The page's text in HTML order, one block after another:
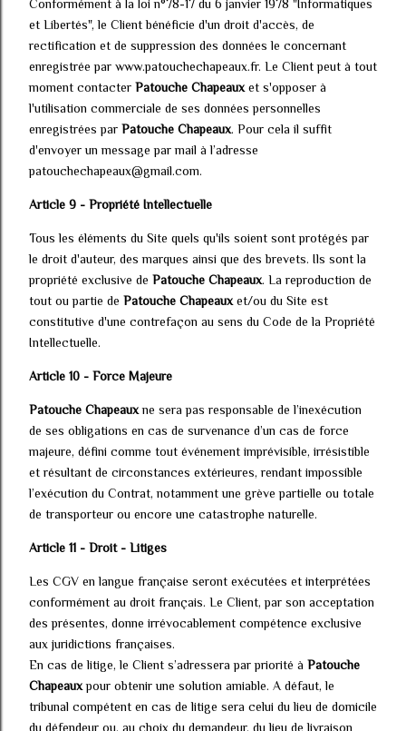
Conformément à la loi n°78-17 du 6 janvier 1978 "Informatiques
et Libertés", le Client bénéficie d'un droit d'accès, de
rectification et de suppression des données le concernant
enregistrée par www.patouchechapeaux.fr. Le Client peut à tout
moment contacter Patouche Chapeaux et s'opposer à
l'utilisation commerciale de ses données personnelles
enregistrées par Patouche Chapeaux. Pour cela il suffit
d'envoyer un message par mail à l’adresse
patouchechapeaux@gmail.com.
Article 9 - Propriété Intellectuelle
Tous les éléments du Site quels qu'ils soient sont protégés par
le droit d'auteur, des marques ainsi que des brevets. Ils sont la
propriété exclusive de Patouche Chapeaux. La reproduction de
tout ou partie de Patouche Chapeaux et/ou du Site est
constitutive d'une contrefaçon au sens du Code de la Propriété
Intellectuelle.
Article 10 - Force Majeure
Patouche Chapeauxne sera pas responsable de l’inexécution
de ses obligations en cas de survenance d’un cas de force
majeure, défini comme tout événement imprévisible, irrésistible
et résultant de circonstances extérieures, rendant impossible
l’exécution du Contrat, notamment une grève partielle ou totale
de transporteur ou encore une catastrophe naturelle.
Article 11 - Droit - Litiges
Les CGV en langue française seront exécutées et interprétées
conformément au droit français. Le Client, par son acceptation
des présentes, donne irrévocablement compétence exclusive
aux juridictions françaises.
En cas de litige, le Client s’adressera par priorité à Patouche
Chapeauxpour obtenir une solution amiable. A défaut, le
tribunal compétent en cas de litige sera celui du lieu de domicile
du défendeur ou, au choix du demandeur, du lieu de livraison